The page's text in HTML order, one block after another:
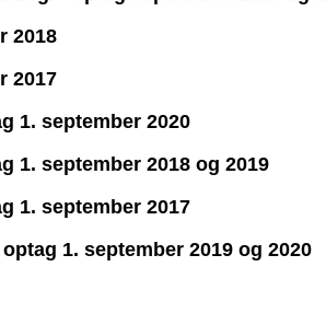
2018
2017
1. september 2020
1. september 2018 og 2019
1. september 2017
1. september 2019 og 2020